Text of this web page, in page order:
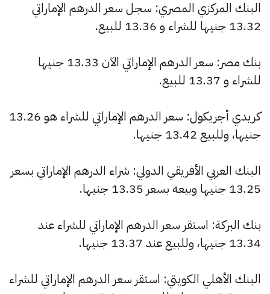
البنك المركزي المصري: سجل سعر الدرهم الإماراتي
13.32 جنيها للشراء و 13.36 للبيع.
بنك مصر: سعر الدرهم الإماراتي الآن 13.33 جنيها
للشراء و 13.37 للبيع.
كريدي أجريكول: سعر الدرهم الإماراتي للشراء هو 13.26
جنيها، وللبيع 13.42 جنيها.
البنك العربي الأفريقي الدولي: شراء الدرهم الإماراتي بسعر
13.25 جنيها وبيعه بسعر 13.35 جنيها.
بنك البركة: استقر سعر الدرهم الإماراتي للشراء عند
13.34 جنيها، وللبيع عند 13.37 جنيها.
البنك الأهلي الكويتي: استقر سعر الدرهم الإماراتي للشراء